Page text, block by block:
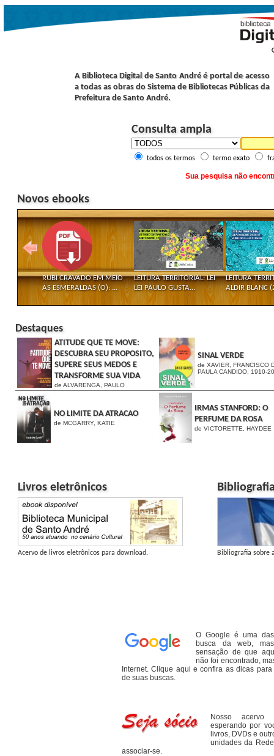
A Biblioteca Digital de Santo André é portal de acesso
a todas as obras do Sistema de Bibliotecas Públicas da
Prefeitura de Santo André.
Consulta ampla
todos os termos termo exato
Sua pesquisa não
Novos ebooks
RUBI CRAVADO EM MEIO
AS ESMERALDAS (O): ...
LEITURA TERRITORIAL: LEI
LEI PAULO GUSTA...
LEITURA
ALDIR BLANC
Destaques
ATITUDE QUE TE MOVE:
DESCUBRA SEU PROPOSITO,
SUPERE SEUS MEDOS E
TRANSFORME SUA VIDA
de ALVARENGA, PAULO
SINAL VERDE
de XAVIER, FRANCISCO
PAULA CANDIDO, 1910-
NO LIMITE DA ATRACAO
de MCGARRY, KATIE
IRMAS STANFORD: O
PERFUME DA ROSA
de VICTORETTE, HAYDEE
Livros eletrônicos
Acervo de livros eletrônicos para download. Bibliografia sobre
O Google é uma
busca da web,
sensação de que
não foi encontrado,
Internet. Clique aqui e confira as dicas
de suas buscas.
Nosso acervo
esperando por
livros, DVDs e
unidades da
associar-se.